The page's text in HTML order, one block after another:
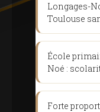
Longages-
Toulouse
École
Noé :
Forte